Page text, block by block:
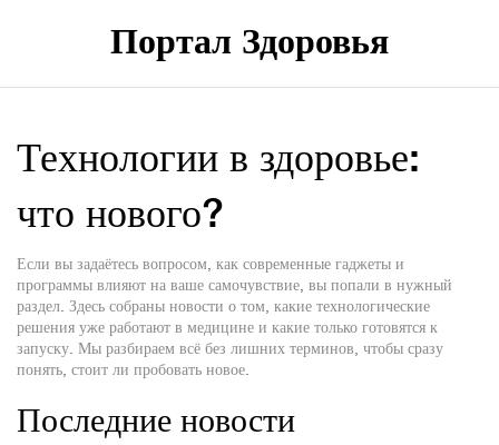
Портал Здоровья
Технологии в здоровье:
что нового?
Если вы задаётесь вопросом, как современные гаджеты и
программы влияют на ваше самочувствие, вы попали в нужный
раздел. Здесь собраны новости о том, какие технологические
решения уже работают в медицине и какие только готовятся к
запуску. Мы разбираем всё без лишних терминов, чтобы сразу
понять, стоит ли пробовать новое.
Последние новости